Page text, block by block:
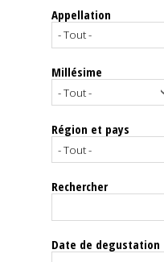
Spiritueux
Notes
dégustation
Le
magazine
Appellation
Millésime
Région et pays
Rechercher
Date de degustation